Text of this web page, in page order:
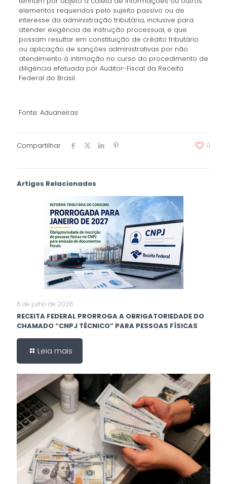
elementos requeridos pelo sujeito passivo ou de
interesse da administração tributária, inclusive para
atender exigência de instrução processual, e que
possam resultar em constituição de crédito tributário
ou aplicação de sanções administrativas por não
atendimento à intimação no curso do procedimento de
diligência efetuada por Auditor-Fiscal da Receita
Federal do Brasil.
Fonte: Aduaneiras
Compartilhar 0
Artigos Relacionados
6 de julho de 2026
RECEITA FEDERAL PRORROGA A OBRIGATORIEDADE DO
CHAMADO “CNPJ TÉCNICO” PARA PESSOAS FÍSICAS
Leia mais